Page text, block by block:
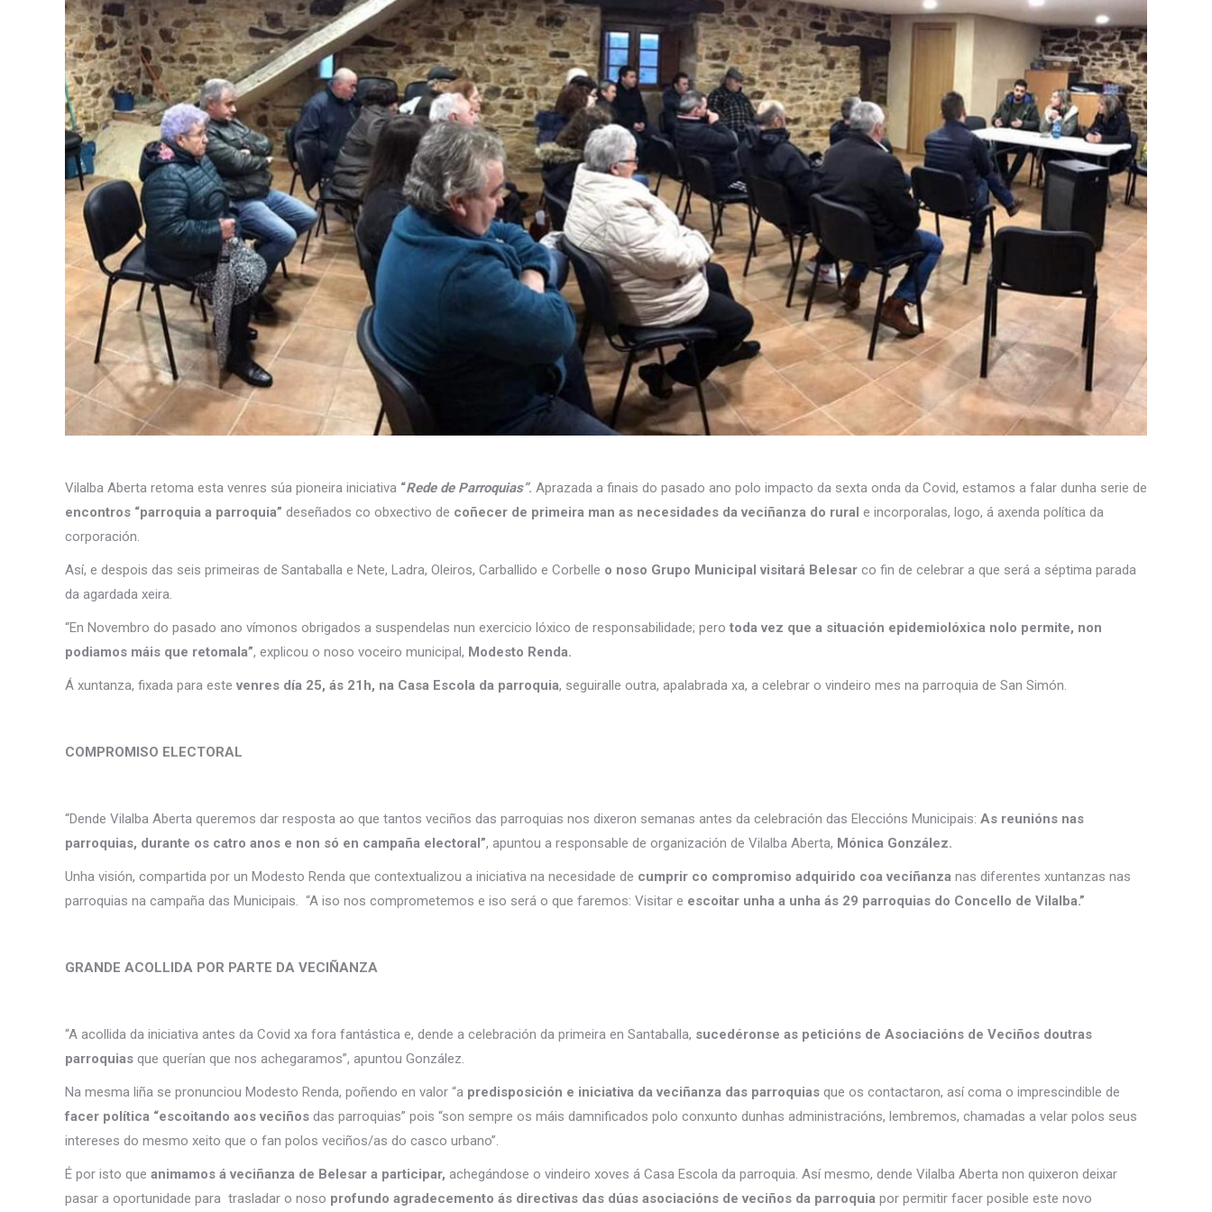
Vilalba Aberta retoma esta venres súa pioneira iniciativa “Rede de Parroquias”. Aprazada a finais do pasado ano polo impacto da sexta onda da Covid, estamos a falar dunha serie de
encontros “parroquia a parroquia” deseñados co obxectivo de coñecer de primeira man as necesidades da veciñanza do rural e incorporalas, logo, á axenda política da
corporación.
Así, e despois das seis primeiras de Santaballa e Nete, Ladra, Oleiros, Carballido e Corbelle o noso Grupo Municipal visitará Belesar co fin de celebrar a que será a séptima parada
da agardada xeira.
“En Novembro do pasado ano vímonos obrigados a suspendelas nun exercicio lóxico de responsabilidade; pero toda vez que a situación epidemiolóxica nolo permite, non
podiamos máis que retomala”, explicou o noso voceiro municipal, Modesto Renda.
Á xuntanza, fixada para este venres día 25, ás 21h, na Casa Escola da parroquia, seguiralle outra, apalabrada xa, a celebrar o vindeiro mes na parroquia de San Simón.
COMPROMISO ELECTORAL
“Dende Vilalba Aberta queremos dar resposta ao que tantos veciños das parroquias nos dixeron semanas antes da celebración das Eleccións Municipais: As reunións nas
parroquias, durante os catro anos e non só en campaña electoral”, apuntou a responsable de organización de Vilalba Aberta, Mónica González.
Unha visión, compartida por un Modesto Renda que contextualizou a iniciativa na necesidade de cumprir co compromiso adquirido coa veciñanza nas diferentes xuntanzas nas
parroquias na campaña das Municipais. “A iso nos comprometemos e iso será o que faremos: Visitar e escoitar unha a unha ás 29 parroquias do Concello de Vilalba.”
GRANDE ACOLLIDA POR PARTE DA VECIÑANZA
“A acollida da iniciativa antes da Covid xa fora fantástica e, dende a celebración da primeira en Santaballa, sucedéronse as peticións de Asociacións de Veciños doutras
parroquias que querían que nos achegaramos”, apuntou González.
Na mesma liña se pronunciou Modesto Renda, poñendo en valor “a predisposición e iniciativa da veciñanza das parroquias que os contactaron, así coma o imprescindible de
facer política “escoitando aos veciños das parroquias” pois “son sempre os máis damnificados polo conxunto dunhas administracións, lembremos, chamadas a velar polos seus
intereses do mesmo xeito que o fan polos veciños/as do casco urbano”.
É por isto que animamos á veciñanza de Belesar a participar, achegándose o vindeiro xoves á Casa Escola da parroquia. Así mesmo, dende Vilalba Aberta non quixeron deixar
pasar a oportunidade para trasladar o noso profundo agradecemento ás directivas das dúas asociacións de veciños da parroquia por permitir facer posible este novo